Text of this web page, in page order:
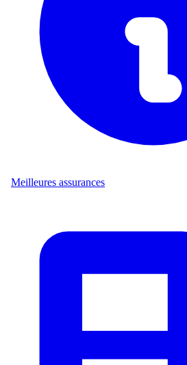
Meilleures assurances